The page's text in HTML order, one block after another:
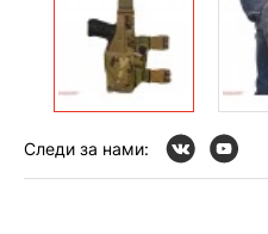
Следи за нами: